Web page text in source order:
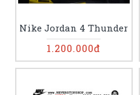
Nike Jordan 4 Thunder
1.200.000đ